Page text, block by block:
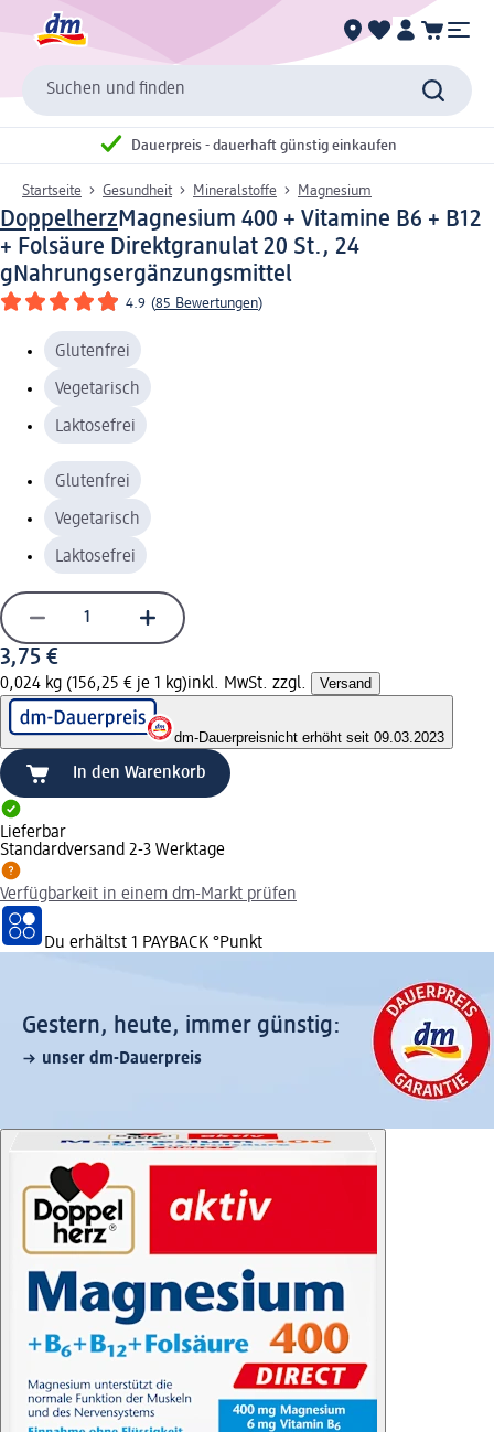
Suchen und finden
Dauerpreis - dauerhaft günstig einkaufen
Startseite Gesundheit Mineralstoffe Magnesium
DoppelherzMagnesium 400 + Vitamine B6 + B12
+ Folsäure Direktgranulat 20 St., 24
gNahrungsergänzungsmittel
4.9 (85 Bewertungen)
Glutenfrei
Vegetarisch
Laktosefrei
Glutenfrei
Vegetarisch
Laktosefrei
3,75 €
0,024 kg (156,25 € je 1 kg)inkl. MwSt. zzgl. Versand
dm-Dauerpreisnicht erhöht seit 09.03.2023
In den Warenkorb
Lieferbar
Standardversand 2-3 Werktage
Verfügbarkeit in einem dm-Markt prüfen
Du erhältst 1 PAYBACK °Punkt
Gestern, heute, immer günstig:
unser dm-Dauerpreis